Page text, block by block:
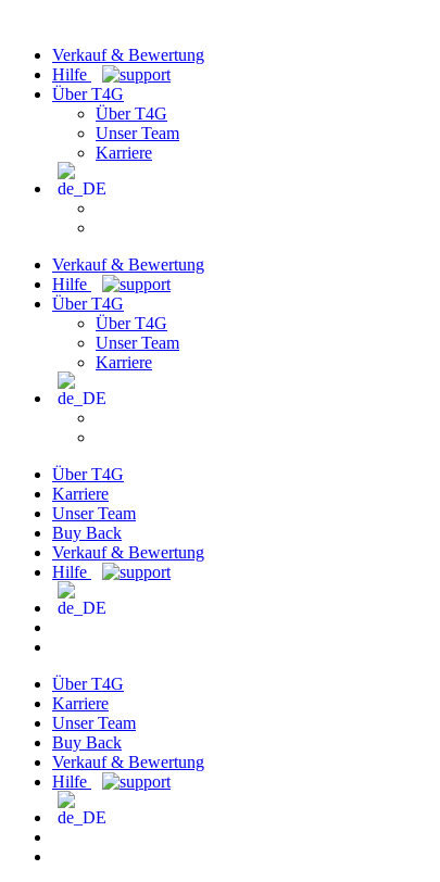
Verkauf & Bewertung
Hilfe
Über T4G
Über T4G
Unser Team
Karriere
Verkauf & Bewertung
Hilfe
Über T4G
Über T4G
Unser Team
Karriere
Über T4G
Karriere
Unser Team
Buy Back
Verkauf & Bewertung
Hilfe
Über T4G
Karriere
Unser Team
Buy Back
Verkauf & Bewertung
Hilfe